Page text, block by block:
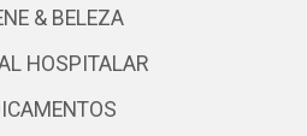
& BELEZA
HOSPITALAR